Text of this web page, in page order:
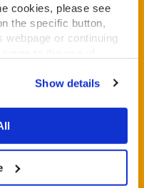
cookies, please see
the specific button,
webpage or continuing
Show details
Capellino)
Nature)